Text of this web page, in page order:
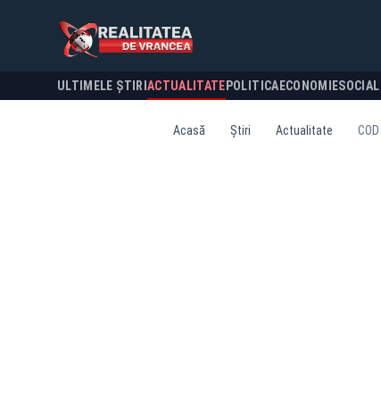
ULTIMELE ȘTIRI ACTUALITATE POLITICA ECONOMIESOCIAL
Acasă Știri Actualitate